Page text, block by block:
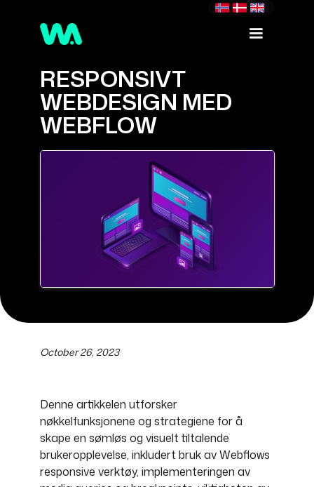
RESPONSIVT
WEBDESIGN MED
WEBFLOW
October 26, 2023
Denne artikkelen utforsker
nøkkelfunksjonene og strategiene for å
skape en sømløs og visuelt tiltalende
brukeropplevelse, inkludert bruk av Webflows
responsive verktøy, implementeringen av